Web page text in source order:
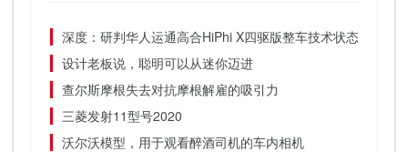
深度：研判华人运通高合HiPhi X四驱版整车技术状态
设计老板说，聪明可以从迷你迈进
查尔斯摩根失去对抗​​摩根解雇的吸引力
三菱发射11型号2020
沃尔沃模型，用于观看醉酒司机的车内相机